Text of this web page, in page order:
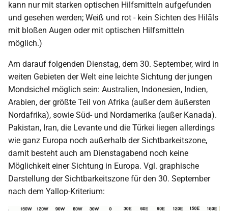
kann nur mit starken optischen Hilfsmitteln aufgefunden
und gesehen werden; Weiß und rot - kein Sichten des Hilāls
mit bloßen Augen oder mit optischen Hilfsmitteln
möglich.)
Am darauf folgenden Dienstag, dem 30. September, wird in
weiten Gebieten der Welt eine leichte Sichtung der jungen
Mondsichel möglich sein: Australien, Indonesien, Indien,
Arabien, der größte Teil von Afrika (außer dem äußersten
Nordafrika), sowie Süd- und Nordamerika (außer Kanada).
Pakistan, Iran, die Levante und die Türkei liegen allerdings
wie ganz Europa noch außerhalb der Sichtbarkeitszone,
damit besteht auch am Dienstagabend noch keine
Möglichkeit einer Sichtung in Europa. Vgl. graphische
Darstellung der Sichtbarkeitszone für den 30. September
nach dem Yallop-Kriterium: